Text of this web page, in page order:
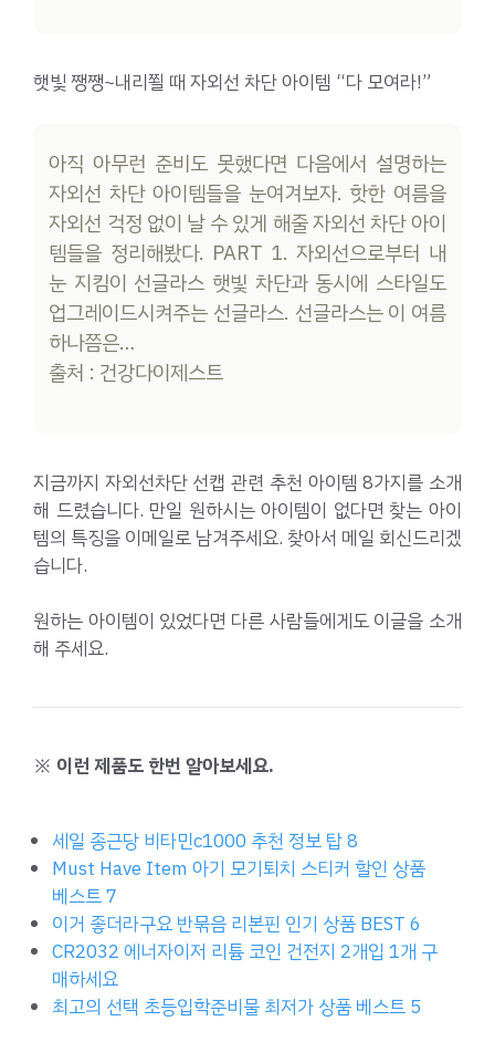
햇빛 쨍쨍~내리쬘 때 자외선 차단 아이템 “다 모여라!”
아직 아무런 준비도 못했다면 다음에서 설명하는
자외선 차단 아이템들을 눈여겨보자. 핫한 여름을
자외선 걱정 없이 날 수 있게 해줄 자외선 차단 아이
템들을 정리해봤다. PART 1. 자외선으로부터 내
눈 지킴이 선글라스 햇빛 차단과 동시에 스타일도
업그레이드시켜주는 선글라스. 선글라스는 이 여름
하나쯤은…
출처 : 건강다이제스트
지금까지 자외선차단 선캡 관련 추천 아이템 8가지를 소개
해 드렸습니다. 만일 원하시는 아이템이 없다면 찾는 아이
템의 특징을 이메일로 남겨주세요. 찾아서 메일 회신드리겠
습니다.
원하는 아이템이 있었다면 다른 사람들에게도 이글을 소개
해 주세요.
※ 이런 제품도 한번 알아보세요.
세일 종근당 비타민c1000 추천 정보 탑 8
Must Have Item 아기 모기퇴치 스티커 할인 상품
베스트 7
이거 좋더라구요 반묶음 리본핀 인기 상품 BEST 6
CR2032 에너자이저 리튬 코인 건전지 2개입 1개 구
매하세요
최고의 선택 초등입학준비물 최저가 상품 베스트 5